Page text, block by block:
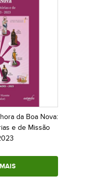
da Boa Nova:
e de Missão